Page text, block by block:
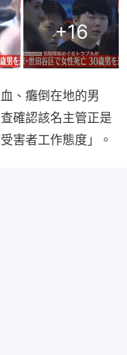
+16
、癱倒在地的男
確認該名主管正是
害者工作態度」。